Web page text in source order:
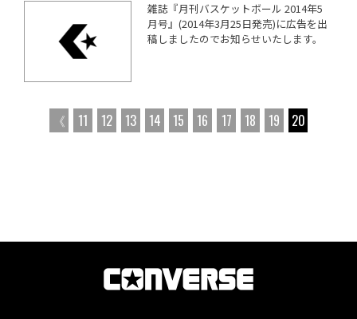
雑誌『月刊バスケットボール 2014年5
月号』(2014年3月25日発売)に広告を出
稿しましたのでお知らせいたします。
《 11 12 13 14 15 16 17 18 19 20